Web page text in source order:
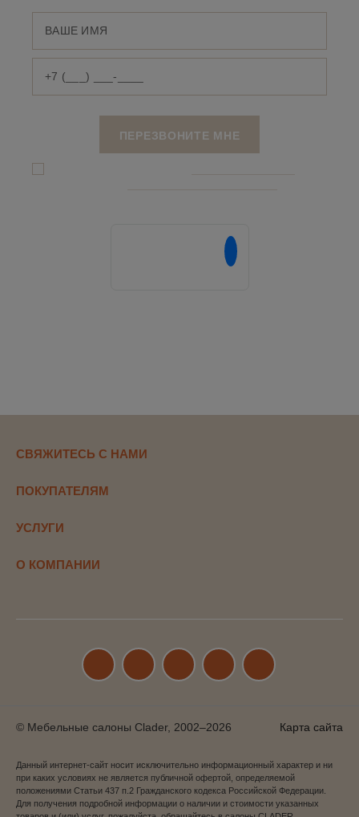
СВЯЖИТЕСЬ С НАМИ
ПОКУПАТЕЛЯМ
УСЛУГИ
О КОМПАНИИ
© Мебельные салоны Clader, 2002–2026 Карта сайта
Данный интернет-сайт носит исключительно информационный характер и ни
при каких условиях не является публичной офертой, определяемой
положениями Статьи 437 п.2 Гражданского кодекса Российской Федерации.
Для получения подробной информации о наличии и стоимости указанных